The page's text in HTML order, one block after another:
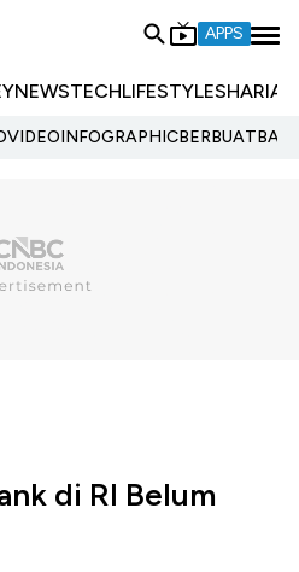
APPS
NEWSTECHLIFESTYLESHARIA
VIDEOINFOGRAPHIC
di RI Belum